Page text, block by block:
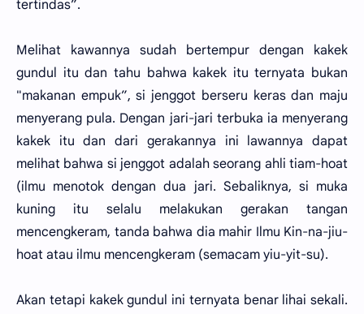
tertindas”.
Melihat kawannya sudah bertempur dengan kakek
gundul itu dan tahu bahwa kakek itu ternyata bukan
"makanan empuk”, si jenggot berseru keras dan maju
menyerang pula. Dengan jari-jari terbuka ia menyerang
kakek itu dan dari gerakannya ini lawannya dapat
melihat bahwa si jenggot adalah seorang ahli tiam-hoat
(ilmu menotok dengan dua jari. Sebaliknya, si muka
kuning itu selalu melakukan gerakan tangan
mencengkeram, tanda bahwa dia mahir Ilmu Kin-na-jiu-
hoat atau ilmu mencengkeram (semacam yiu-yit-su).
Akan tetapi kakek gundul ini ternyata benar lihai sekali.